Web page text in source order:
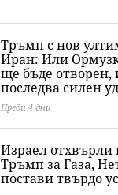
Тръмп с нов
Иран: Или
ще бъде
последва силен
Преди 4 дни
Израел отхвърли
Тръмп за Газа,
постави твърдо